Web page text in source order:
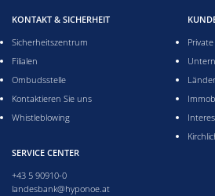
KONTAKT & SICHERHEIT
Sicherheitszentrum
Filialen
Ombudsstelle
Kontaktieren Sie uns
Whistleblowing
SERVICE CENTER
+43 5 90910-0
landesbank@hyponoe.at
Private